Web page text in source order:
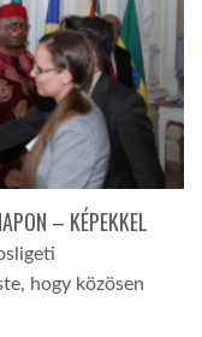
– KÉPEKKEL
hogy közösen